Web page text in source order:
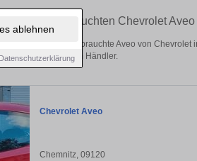
ablehnen
Datenschutzerklärung
Ihren gebrauchten Chevrolet Aveo
Entdecken Sie gebrauchte Aveo von Chevrolet
von privat und vom Händler.
Chevrolet Aveo
Chemnitz, 09120